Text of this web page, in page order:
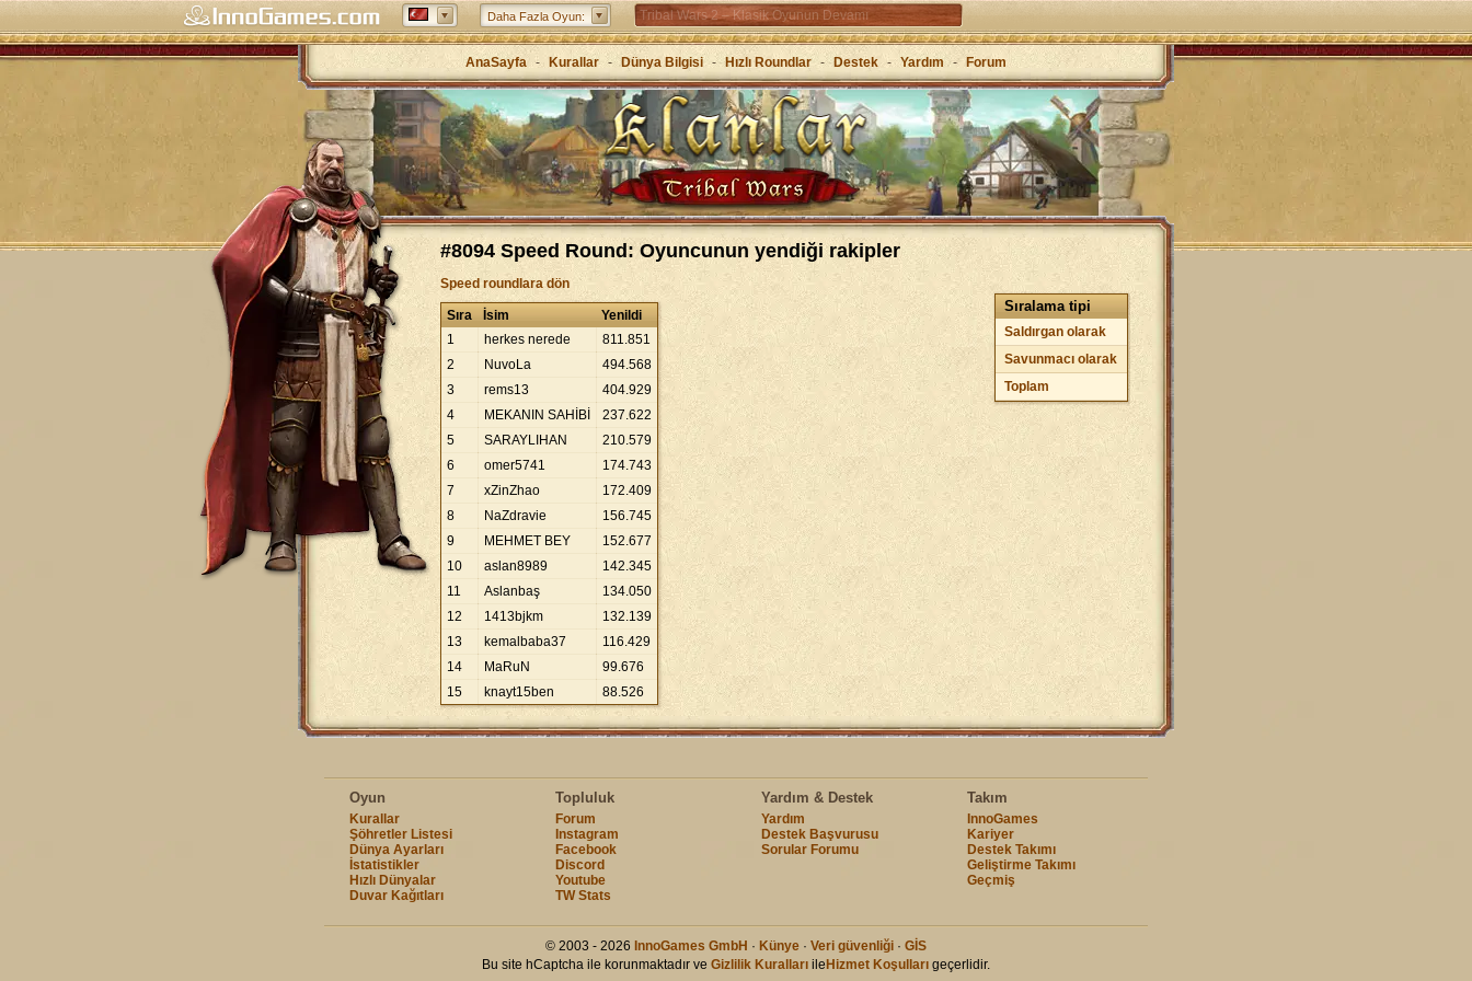
Daha Fazla Oyun: Tribal Wars 2 – Klasik Oyunun Devamı
Forge of Empires – Stratejiyle çağları atla
Grepolis – Antik Yunan’da krallığını kur
AnaSayfa - Kurallar - Dünya Bilgisi - Hızlı Roundlar - Destek - Yardım - Forum
#8094 Speed Round: Oyuncunun yendiği rakipler
Speed roundlara dön
Sıralama tipi
Saldırgan olarak
Savunmacı olarak
Toplam
Sıra İsim
Yenildi
1
herkes nerede 811.851
2
NuvoLa 494.568
3
rems13 404.929
4
MEKANIN SAHİBİ 237.622
5
SARAYLIHAN 210.579
6
omer5741 174.743
7
xZinZhao 172.409
8
NaZdravie 156.745
9
MEHMET BEY 152.677
10
aslan8989 142.345
11
Aslanbaş 134.050
12
1413bjkm 132.139
13
kemalbaba37 116.429
14
MaRuN 99.676
15
knayt15ben 88.526
Oyun
Kurallar
Şöhretler Listesi
Dünya Ayarları
İstatistikler
Hızlı Dünyalar
Duvar Kağıtları
Topluluk
Forum
Instagram
Facebook
Discord
Youtube
TW Stats
Yardım & Destek
Yardım
Destek Başvurusu
Sorular Forumu
Takım
InnoGames
Kariyer
Destek Takımı
Geliştirme Takımı
Geçmiş
© 2003 - 2026 InnoGames GmbH · Künye · Veri güvenliği · GİS
Bu site hCaptcha ile korunmaktadır ve Gizlilik Kuralları ile Hizmet Koşulları geçerlidir.